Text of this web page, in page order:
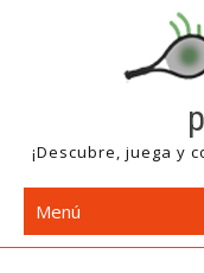
¡Descubre, juega y
Menú